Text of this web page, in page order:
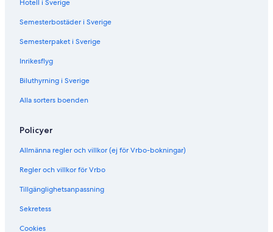
l
t
i
t
e
e
r
o
n
t
r
e
t
a
t
h
f
o
o
t
e
l
p
e
Hotell i Sverige
Semesterbostäder i Sverige
Semesterpaket i Sverige
Inrikesflyg
Biluthyrning i Sverige
Alla sorters boenden
Policyer
Allmänna regler och villkor (ej för Vrbo-bokningar)
Regler och villkor för Vrbo
Tillgänglighetsanpassning
Sekretess
Cookies